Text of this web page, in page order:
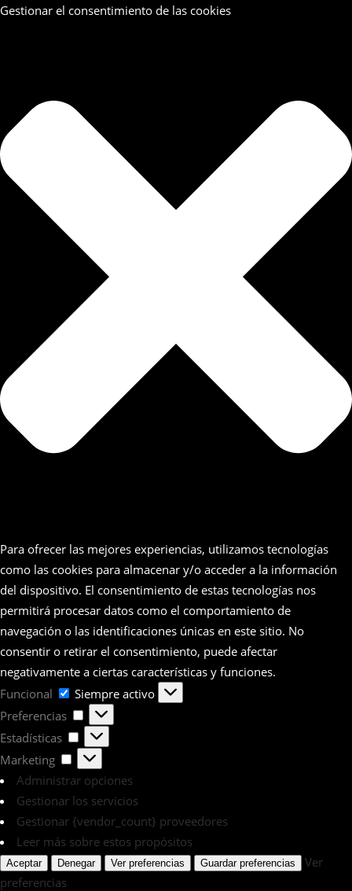
Gestionar el consentimiento de las cookies
Para ofrecer las mejores experiencias, utilizamos tecnologías
como las cookies para almacenar y/o acceder a la información
del dispositivo. El consentimiento de estas tecnologías nos
permitirá procesar datos como el comportamiento de
navegación o las identificaciones únicas en este sitio. No
consentir o retirar el consentimiento, puede afectar
negativamente a ciertas características y funciones.
Funcional
Funcional
Siempre activo
Preferencias
Preferencias
Estadísticas
Estadísticas
Marketing
Marketing
Administrar opciones
Gestionar los servicios
Gestionar {vendor_count} proveedores
Leer más sobre estos propósitos
Aceptar Denegar Ver preferencias Guardar preferencias
Ver
preferencias